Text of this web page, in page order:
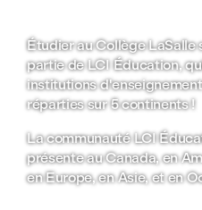
Étudier au Collège LaSalle
partie de LCI Éducation,
institutions
réparties sur 5 continents !
La communauté LCI
présente au Canada, en
en Europe, en Asie, et en